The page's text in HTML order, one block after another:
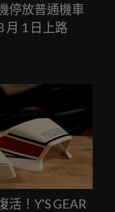
停放普通機車
月 1 日上路
活！Y'S GEAR